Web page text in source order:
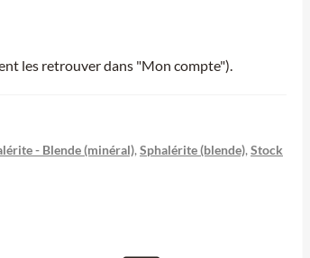
les retrouver dans "Mon compte").
- Blende (minéral), Sphalérite (blende), Stock